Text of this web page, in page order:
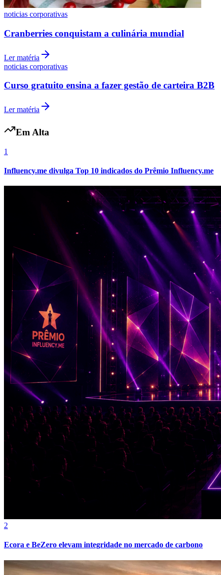
Botafogo
Grêmio
noticias corporativas
Cranberries conquistam a culinária mundial
Ler matéria
noticias corporativas
Curso gratuito ensina a fazer gestão de carteira B2B
Ler matéria
Em Alta
1
Influency.me divulga Top 10 indicados do Prêmio Influency.me
2
Ecora e BeZero elevam integridade no mercado de carbono